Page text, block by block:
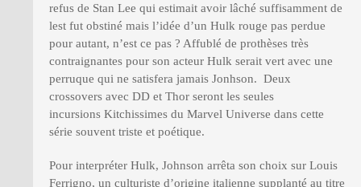
refus de Stan Lee qui estimait avoir lâché suffisamment de
lest fut obstiné mais l’idée d’un Hulk rouge pas perdue
pour autant, n’est ce pas ? Affublé de prothèses très
contraignantes pour son acteur Hulk serait vert avec une
perruque qui ne satisfera jamais Jonhson. Deux
crossovers avec DD et Thor seront les seules
incursions Kitchissimes du Marvel Universe dans cette
série souvent triste et poétique.
Pour interpréter Hulk, Johnson arrêta son choix sur Louis
Ferrigno, un culturiste d’origine italienne supplanté au titre